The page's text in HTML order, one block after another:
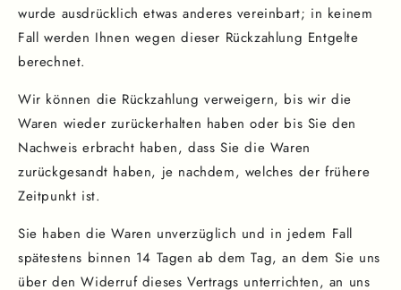
wurde ausdrücklich etwas anderes vereinbart; in keinem
Fall werden Ihnen wegen dieser Rückzahlung Entgelte
berechnet.
Wir können die Rückzahlung verweigern, bis wir die
Waren wieder zurückerhalten haben oder bis Sie den
Nachweis erbracht haben, dass Sie die Waren
zurückgesandt haben, je nachdem, welches der frühere
Zeitpunkt ist.
Sie haben die Waren unverzüglich und in jedem Fall
spätestens binnen 14 Tagen ab dem Tag, an dem Sie uns
über den Widerruf dieses Vertrags unterrichten, an uns